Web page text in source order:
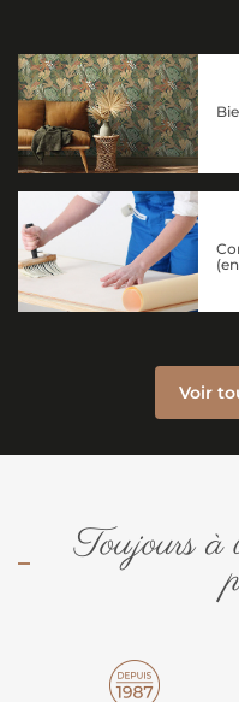
Voir
Toujours à